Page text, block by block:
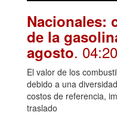
Nacionales:
de la
agosto. 04:20
El valor de los
debido a una
costos de referencia,
traslado